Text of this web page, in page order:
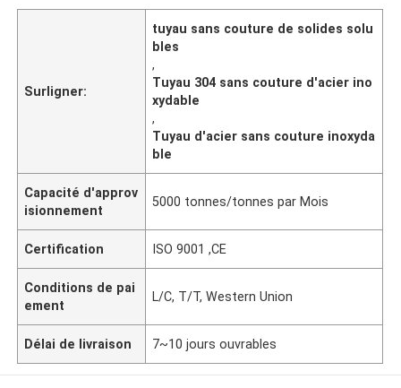
Surligner:
tuyau sans couture de solides solu
bles
,
Tuyau 304 sans couture d'acier ino
xydable
,
Tuyau d'acier sans couture inoxyda
ble
Capacité d'approv
isionnement
5000 tonnes/tonnes par Mois
Certification ISO 9001 ,CE
Conditions de pai
ement
L/C, T/T, Western Union
Délai de livraison 7~10 jours ouvrables